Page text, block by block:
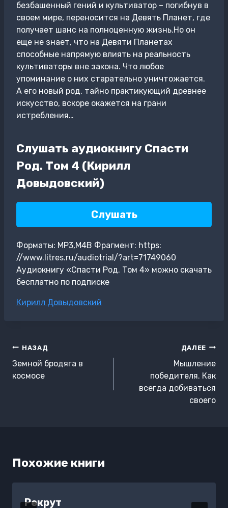
безбашенный гений и культиватор – погибнув в
своем мире, переносится на Девять Планет, где
получает шанс на полноценную жизнь.Но он
еще не знает, что на Девяти Планетах
способные напрямую влиять на реальность
культиваторы вне закона. Что любое
упоминание о них старательно уничтожается.
А его новый род, тайно практикующий древнее
искусство, вскоре окажется на грани
истребления…
Слушать аудиокнигу Спасти
Род. Том 4 (Кирилл
Довыдовский)
Слушать
Форматы: MP3,M4B Фрагмент: https:
//www.litres.ru/audiotrial/?art=71749060
Аудиокнигу «Спасти Род. Том 4» можно скачать
бесплатно по подписке
Метки
Кирилл Довыдовский
Навигация
по
записям
НАЗАД
Земной бродяга в
космосе
ДАЛЕЕ
Мышление
победителя. Как
всегда добиваться
своего
Похожие книги
Рекрут